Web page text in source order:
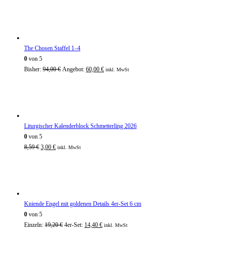
The Chosen Staffel 1–4
0 von 5
Bisher: 94,00€ Angebot: 60,00 € inkl. MwSt
Liturgischer Kalenderblock Schmetterling 2026
0 von 5
8,59€ 3,00 € inkl. MwSt
Kniende Engel mit goldenen Details 4er-Set 6 cm
0 von 5
Einzeln: 19,20€ 4er-Set: 14,40 € inkl. MwSt